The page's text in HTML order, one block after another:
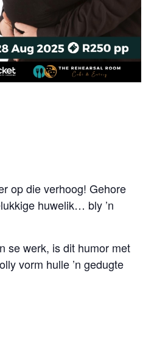
op die verhoog! Gehore
huwelik… bly ’n
se werk, is dit humor met
vorm hulle ’n gedugte